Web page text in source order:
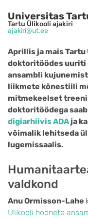
Universitas
Tartu Ülikooli ajakiri
ajakiri@ut.ee
Aprillis ja mais
doktoritöödes uuriti
ansambli
liikmete kõnestiili
mitmekeelset
doktoritöödega
digiarhiivis ADA ja
võimalik lehitseda
lugemissaalis.
valdkond
Anu Ormisson-Lahe
Ülikooli hoonete